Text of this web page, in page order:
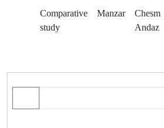
Comparative
study
Manzar Chesm
Andaz